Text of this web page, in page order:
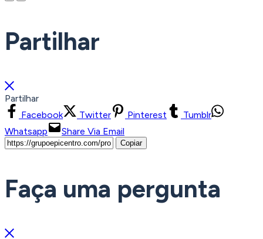
Partilhar
Partilhar
Facebook
Twitter Pinterest
Tumblr
Whatsapp
Share Via Email
Copiar
Faça uma pergunta